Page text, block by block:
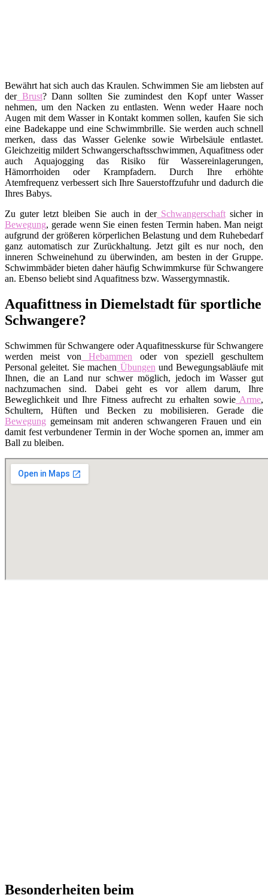
Bewährt hat sich auch das Kraulen. Schwimmen Sie am liebsten auf
derBrust? Dann sollten Sie zumindest den Kopf unter Wasser
nehmen, um den Nacken zu entlasten. Wenn weder Haare noch
Augen mit dem Wasser in Kontakt kommen sollen, kaufen Sie sich
eine Badekappe und eine Schwimmbrille. Sie werden auch schnell
merken, dass das Wasser Gelenke sowie Wirbelsäule entlastet.
Gleichzeitig mildert Schwangerschaftsschwimmen, Aquafitness oder
auch Aquajogging das Risiko für Wassereinlagerungen,
Hämorrhoiden oder Krampfadern. Durch Ihre erhöhte
Atemfrequenz verbessert sich Ihre Sauerstoffzufuhr und dadurch die
Ihres Babys.
Zu guter letzt bleiben Sie auch in derSchwangerschaftsicher in
Bewegung, gerade wenn Sie einen festen Termin haben. Man neigt
aufgrund der größeren körperlichen Belastung und dem Ruhebedarf
ganz automatisch zur Zurückhaltung. Jetzt gilt es nur noch, den
inneren Schweinehund zu überwinden, am besten in der Gruppe.
Schwimmbäder bieten daher häufig Schwimmkurse für Schwangere
an. Ebenso beliebt sind Aquafitness bzw. Wassergymnastik.
Aquafittness in Diemelstadt für sportliche
Schwangere?
Schwimmen für Schwangere oder Aquafitnesskurse für Schwangere
werden meist von Hebammen oder von speziell geschultem
Personal geleitet. Sie machen Übungen und Bewegungsabläufe mit
Ihnen, die an Land nur schwer möglich, jedoch im Wasser gut
nachzumachen sind. Dabei geht es vor allem darum, Ihre
Beweglichkeit und Ihre Fitness aufrecht zu erhalten sowie Arme,
Schultern, Hüften und Becken zu mobilisieren. Gerade die
Bewegung gemeinsam mit anderen schwangeren Frauen und ein
damit fest verbundener Termin in der Woche spornen an, immer am
Ball zu bleiben.
Besonderheiten beim